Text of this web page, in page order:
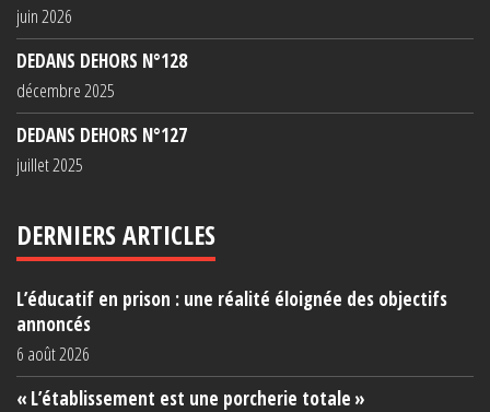
juin 2026
DEDANS DEHORS N°128
décembre 2025
DEDANS DEHORS N°127
juillet 2025
DERNIERS ARTICLES
L’éducatif en prison : une réalité éloignée des objectifs
annoncés
6 août 2026
« L’établissement est une porcherie totale »